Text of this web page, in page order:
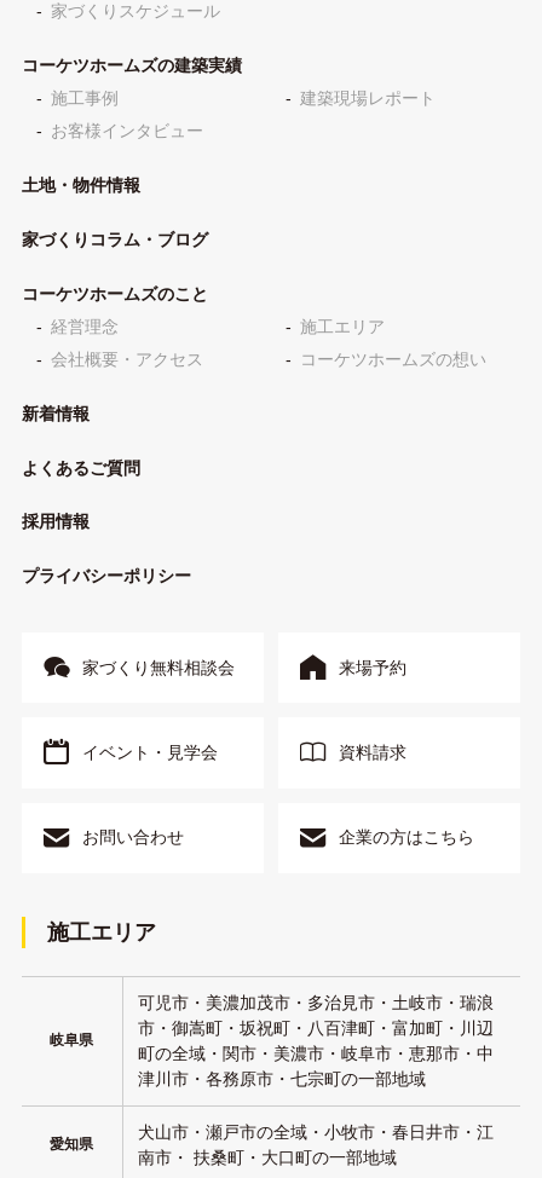
家づくりスケジュール
コーケツホームズの建築実績
施工事例
建築現場レポート
お客様インタビュー
土地・物件情報
家づくりコラム・ブログ
コーケツホームズのこと
経営理念
施工エリア
会社概要・アクセス
コーケツホームズの想い
新着情報
よくあるご質問
採用情報
プライバシーポリシー
家づくり無料相談会 来場予約
イベント・見学会 資料請求
お問い合わせ 企業の方はこちら
施工エリア
岐阜県
可児市・美濃加茂市・多治見市・土岐市・瑞浪
市・御嵩町・坂祝町・八百津町・富加町・川辺
町の全域・関市・美濃市・岐阜市・恵那市・中
津川市・各務原市・七宗町の一部地域
愛知県
犬山市・瀬戸市の全域・小牧市・春日井市・江
南市・ 扶桑町・大口町の一部地域